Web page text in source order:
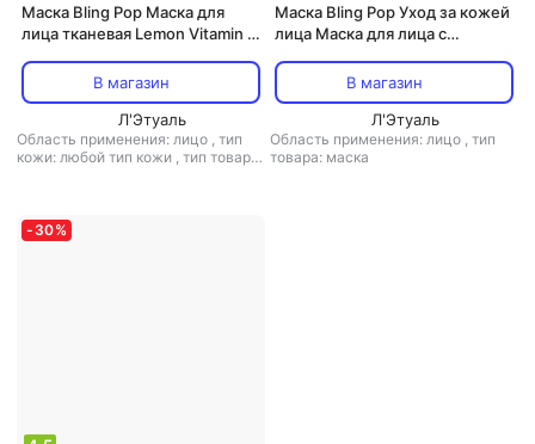
Маска Bling Pop Маска для
лица тканевая Lemon Vitamin &
В магазин
Л'Этуаль
Область применения: лицо , тип
кожи: любой тип кожи , тип товара:
Маска Bling Pop Уход за кожей
лица Маска для лица с
В магазин
Л'Этуаль
Область применения: лицо , тип
товара: маска
- 30%